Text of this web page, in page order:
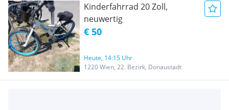
Kinderfahrrad 20 Zoll,
neuwertig
€ 50
Heute, 14:15 Uhr
1220 Wien, 22. Bezirk, Donaustadt